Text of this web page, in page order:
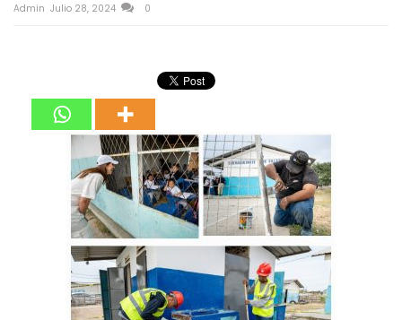
Admin Julio 28, 2024 0